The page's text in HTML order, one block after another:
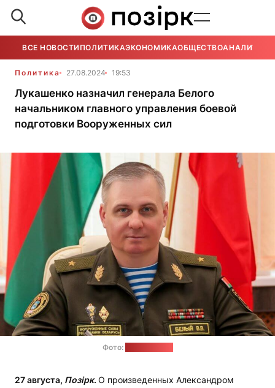
ВСЕ НОВОСТИ ПОЛИТИКАЭКОНОМИКАОБЩЕСТВОАНАЛИТИКА
Политика 27.08.2024 19:53
Лукашенко назначил генерала Белого
начальником главного управления боевой
подготовки Вооруженных сил
Фото:
27 августа, Позірк. О произведенных Александром